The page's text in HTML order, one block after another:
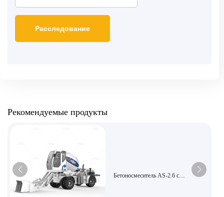
Рекомендуемые продукты
Бетоносмеситель AS-2.6 с